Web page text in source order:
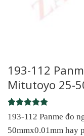
193-112
Mitutoyo 25-
Rated5
out of 5
based on
1
193-112 Panme đo
50mmx0.01mm hay